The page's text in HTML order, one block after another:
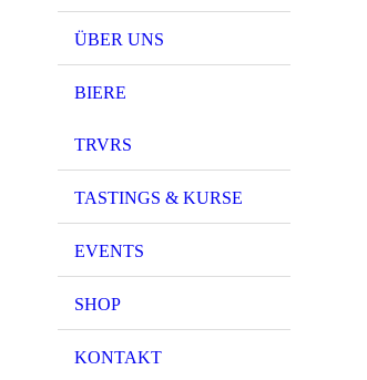
ÜBER UNS
BIERE
TRVRS
TASTINGS & KURSE
EVENTS
SHOP
KONTAKT